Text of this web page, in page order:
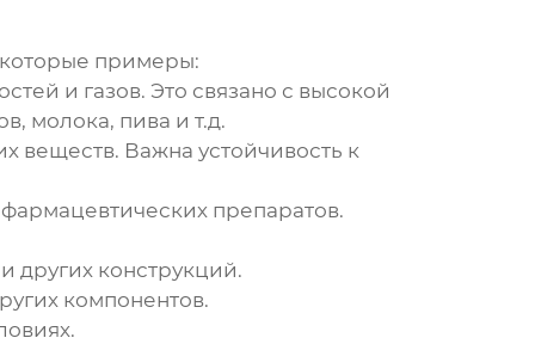
примеры:
и газов. Это связано с высокой
молока, пива и т.д.
веществ. Важна устойчивость к
препаратов.
других конструкций.
компонентов.